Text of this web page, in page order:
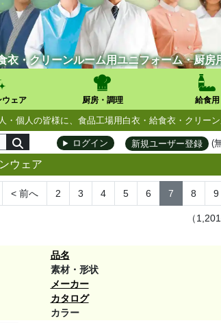
衣・クリーンルーム用ユニフォーム・厨房
ウェア 厨房・調理 給食用
個人の皆様に、食品工場用白衣・給食衣・クリー
ログイン 新規ユーザー登録 (
ウェア
< 前へ 2 3 4 5 6 7 8 9
（
品名
素材・形状
メーカー
カタログ
カラー